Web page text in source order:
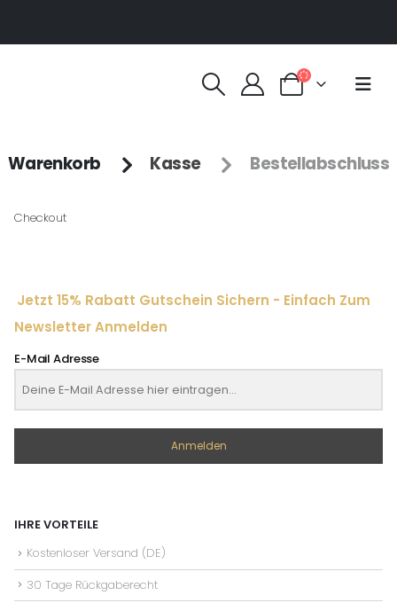
Warenkorb Kasse Bestellabschluss
Checkout
Jetzt 15% Rabatt Gutschein Sichern - Einfach Zum
Newsletter Anmelden
E-Mail Adresse
Anmelden
IHRE VORTEILE
Kostenloser Versand (DE)
30 Tage Rückgaberecht